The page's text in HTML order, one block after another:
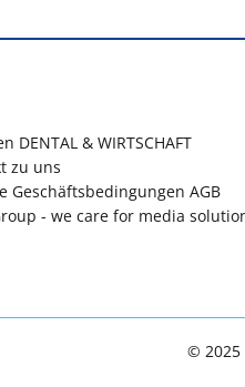
DENTAL & WIRTSCHAFT
zu uns
Geschäftsbedingungen AGB
- we care for media
© 2025